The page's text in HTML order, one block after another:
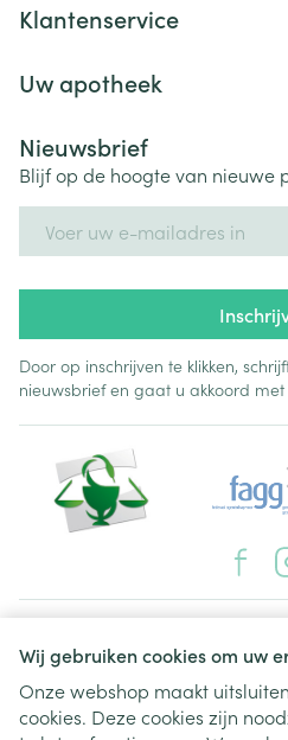
Wij gebruiken cookies om uw
Onze webshop maakt
cookies. Deze cookies zijn
Klantenservice
Uw apotheek
Nieuwsbrief
Blijf op de hoogte van nieuwe
Door op inschrijven te klikken,
nieuwsbrief en gaat u akkoord
Juridische links